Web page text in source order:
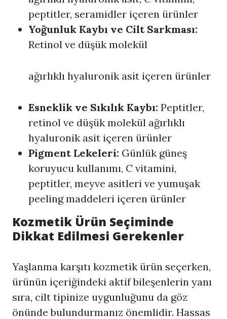
peptitler, seramidler içeren ürünler
Yoğunluk Kaybı ve Cilt Sarkması:
Retinol ve düşük molekül
ağırlıklı hyaluronik asit içeren ürünler
Esneklik ve Sıkılık Kaybı: Peptitler,
retinol ve düşük molekül ağırlıklı
hyaluronik asit içeren ürünler
Pigment Lekeleri: Günlük güneş
koruyucu kullanımı, C vitamini,
peptitler, meyve asitleri ve yumuşak
peeling maddeleri içeren ürünler
Kozmetik Ürün Seçiminde
Dikkat Edilmesi Gerekenler
Yaşlanma karşıtı kozmetik ürün seçerken,
ürünün içeriğindeki aktif bileşenlerin yanı
sıra, cilt tipinize uygunluğunu da göz
önünde bulundurmanız önemlidir. Hassas